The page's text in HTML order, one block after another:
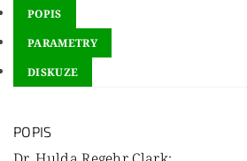
POPIS
PARAMETRY
DISKUZE
POPIS